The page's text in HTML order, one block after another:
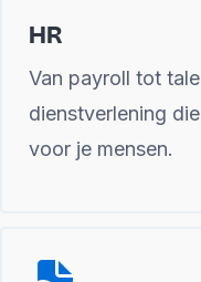
HR
Van payroll tot
dienstverlening
voor je mensen.